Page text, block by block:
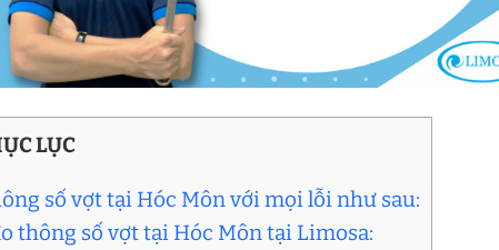
LỤC
số vợt tại Hóc Môn với mọi lỗi như sau:
thông số vợt tại Hóc Môn tại Limosa: